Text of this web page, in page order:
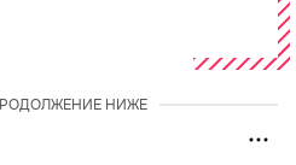
НИЖЕ